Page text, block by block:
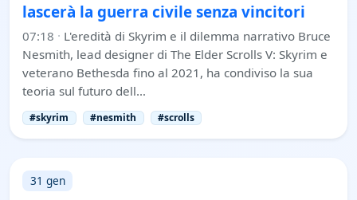
lascerà la guerra civile senza vincitori
07:18 · L'eredità di Skyrim e il dilemma narrativo Bruce
Nesmith, lead designer di The Elder Scrolls V: Skyrim e
veterano Bethesda fino al 2021, ha condiviso la sua
teoria sul futuro dell…
#skyrim #nesmith #scrolls
31 gen